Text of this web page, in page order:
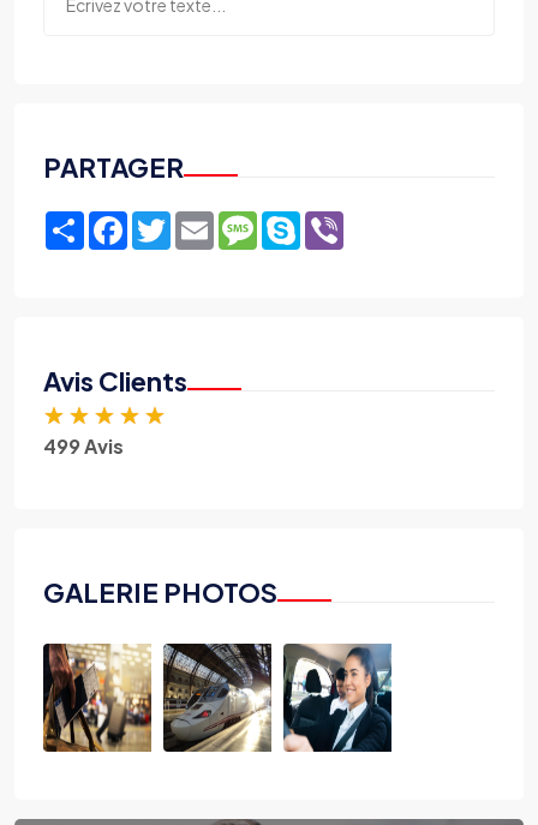
PARTAGER
ShareFacebook
TwitterEmailMessage
Skype
Avis Clients
★ ★ ★ ★ ★
499 Avis
GALERIE PHOTOS